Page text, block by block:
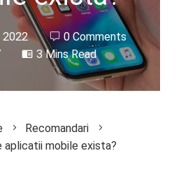
2022
0 Comments
3 Mins Read
Recomandari
aplicatii mobile exista?